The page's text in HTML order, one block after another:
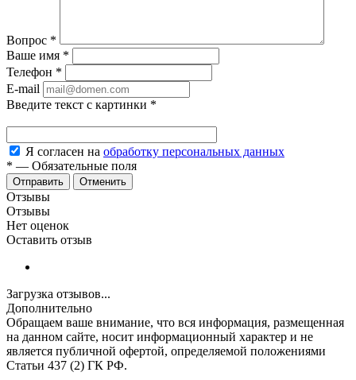
Вопрос *
Ваше имя *
Телефон *
E-mail
Введите текст с картинки *
Я согласен на обработку персональных данных
* — Обязательные поля
Отменить
Отзывы
Отзывы
Нет оценок
Оставить отзыв
Загрузка отзывов...
Дополнительно
Обращаем ваше внимание, что вся информация, размещенная
на данном сайте, носит информационный характер и не
является публичной офертой, определяемой положениями
Статьи 437 (2) ГК РФ.